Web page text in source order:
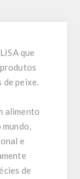
que
peixe.
alimento
e
de